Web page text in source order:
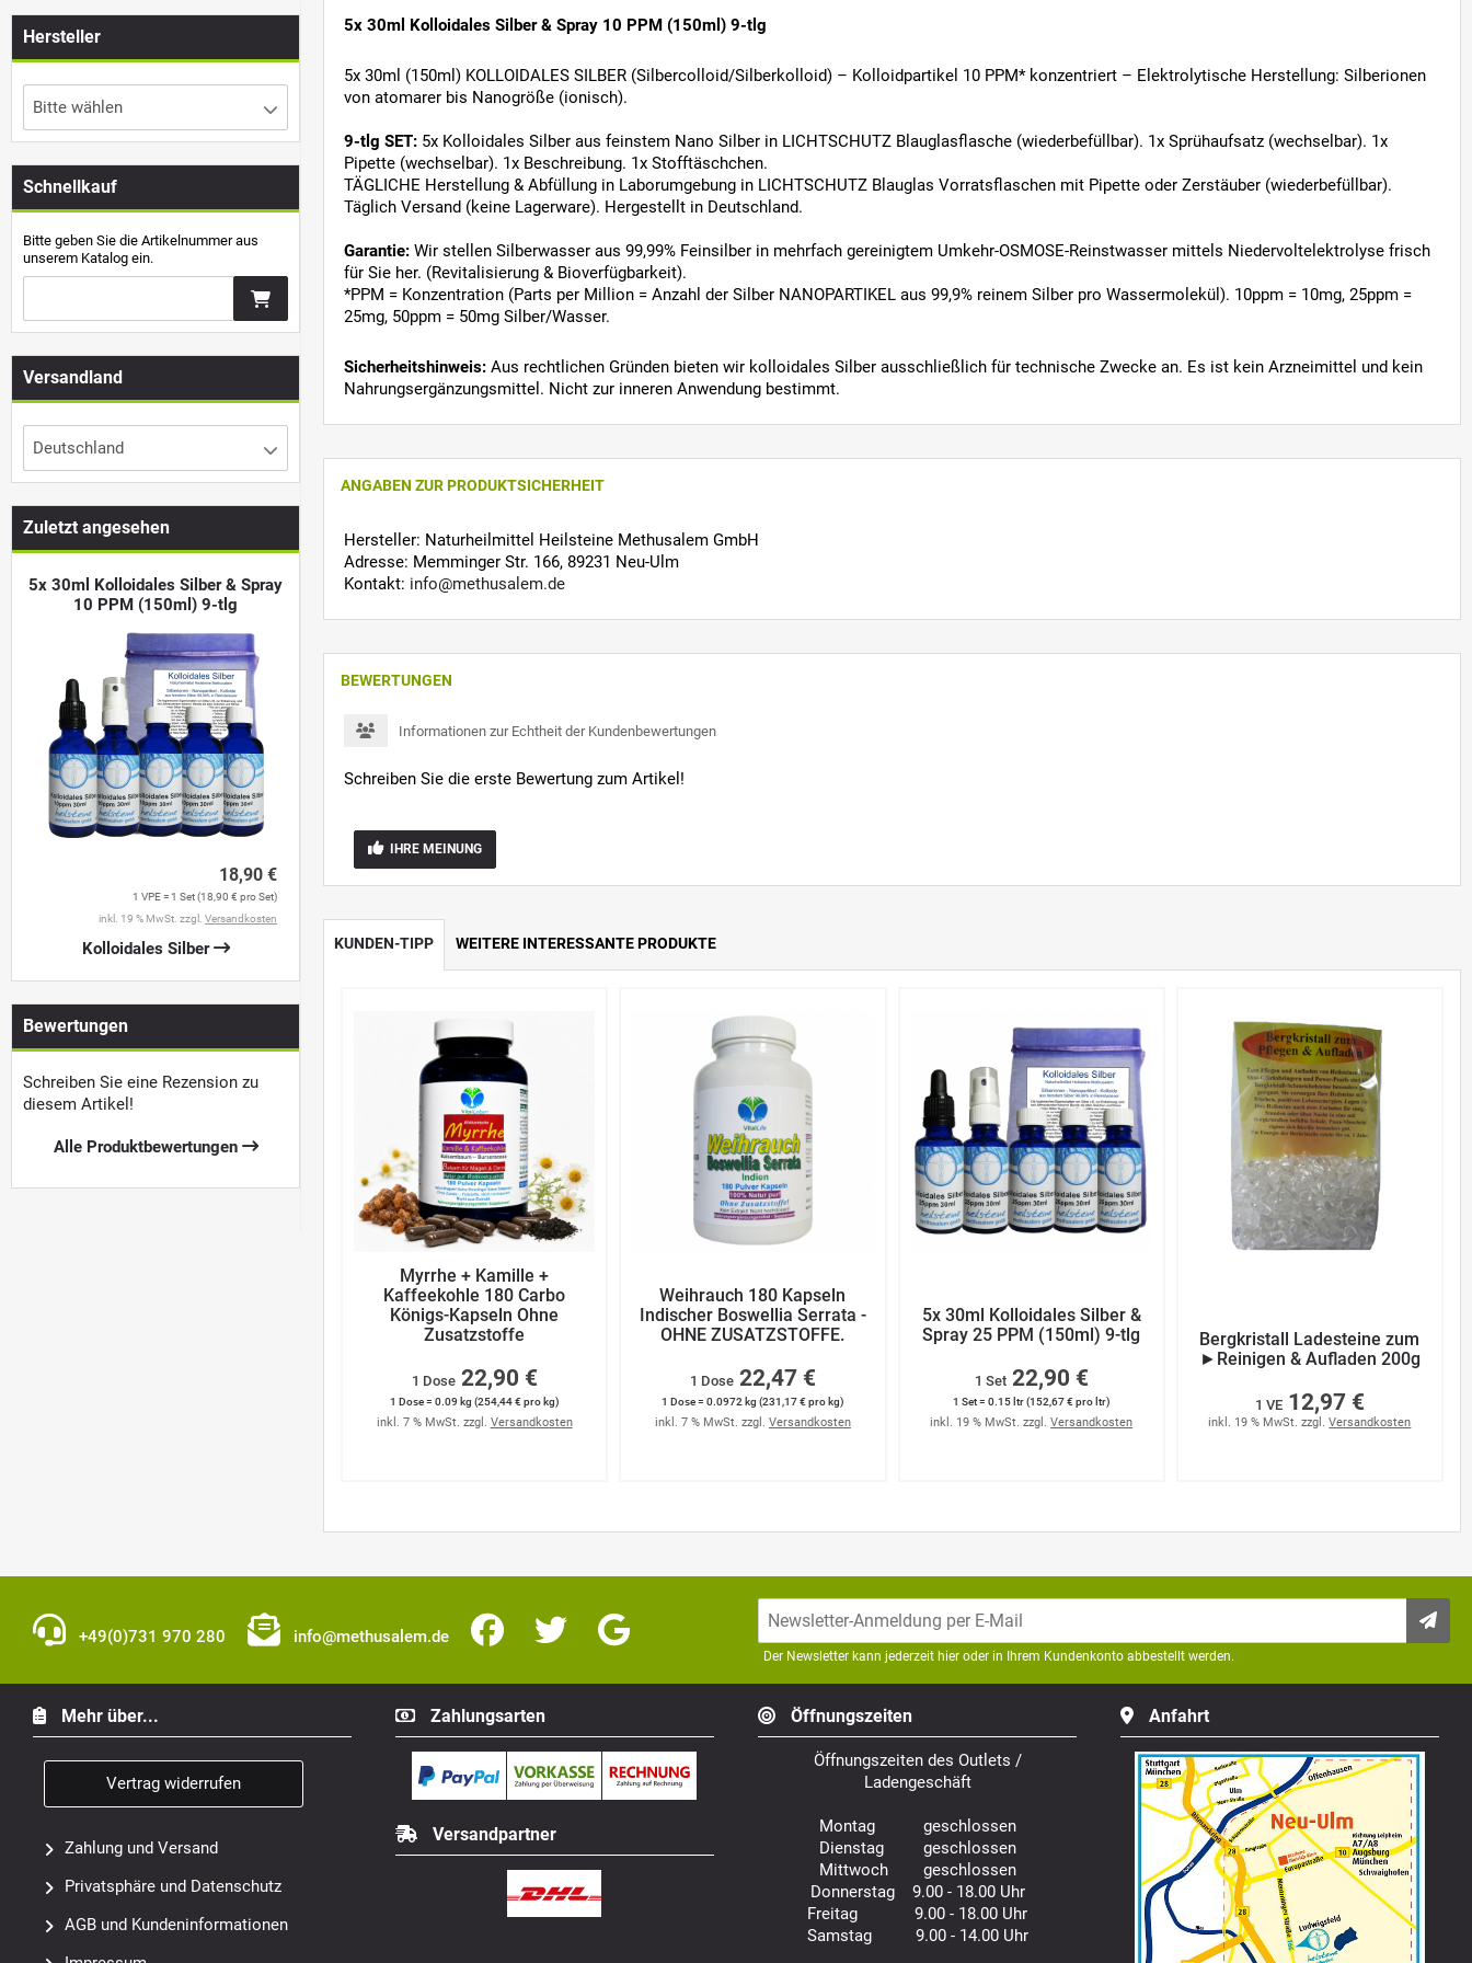
5x 30ml Kolloidales Silber & Spray 10 PPM (150ml) 9-tlg
5x 30ml (150ml) KOLLOIDALES SILBER (Silbercolloid/Silberkolloid) – Kolloidpartikel 10 PPM* konzentriert – Elektrolytische Herstellung: Silberionen
von atomarer bis Nanogröße (ionisch).
9-tlg SET: 5x Kolloidales Silber aus feinstem Nano Silber in LICHTSCHUTZ Blauglasflasche (wiederbefüllbar). 1x Sprühaufsatz (wechselbar). 1x
Pipette (wechselbar). 1x Beschreibung. 1x Stofftäschchen.
TÄGLICHE Herstellung & Abfüllung in Laborumgebung in LICHTSCHUTZ Blauglas Vorratsflaschen mit Pipette oder Zerstäuber (wiederbefüllbar).
Täglich Versand (keine Lagerware). Hergestellt in Deutschland.
Garantie: Wir stellen Silberwasser aus 99,99% Feinsilber in mehrfach gereinigtem Umkehr-OSMOSE-Reinstwasser mittels Niedervoltelektrolyse frisch
für Sie her. (Revitalisierung & Bioverfügbarkeit).
*PPM = Konzentration (Parts per Million = Anzahl der Silber NANOPARTIKEL aus 99,9% reinem Silber pro Wassermolekül). 10ppm = 10mg, 25ppm =
25mg, 50ppm = 50mg Silber/Wasser.
Sicherheitshinweis: Aus rechtlichen Gründen bieten wir kolloidales Silber ausschließlich für technische Zwecke an. Es ist kein Arzneimittel und kein
Nahrungsergänzungsmittel. Nicht zur inneren Anwendung bestimmt.
ANGABEN ZUR PRODUKTSICHERHEIT
Hersteller: Naturheilmittel Heilsteine Methusalem GmbH
Adresse: Memminger Str. 166, 89231 Neu-Ulm
Kontakt: info@methusalem.de
BEWERTUNGEN
Informationen zur Echtheit der Kundenbewertungen
Schreiben Sie die erste Bewertung zum Artikel!
IHRE MEINUNG
KUNDEN-TIPP WEITERE INTERESSANTE PRODUKTE
Myrrhe + Kamille +
Kaffeekohle 180 Carbo
Königs-Kapseln Ohne
Zusatzstoffe
1 Dose 22,90 €
1 Dose = 0.09 kg (254,44 € pro kg)
inkl. 7 % MwSt. zzgl. Versandkosten
Weihrauch 180 Kapseln
Indischer Boswellia Serrata -
OHNE ZUSATZSTOFFE.
1 Dose 22,47 €
1 Dose = 0.0972 kg (231,17 € pro kg)
inkl. 7 % MwSt. zzgl. Versandkosten
5x 30ml Kolloidales Silber &
Spray 25 PPM (150ml) 9-tlg
1 Set 22,90 €
1 Set = 0.15 ltr (152,67 € pro ltr)
inkl. 19 % MwSt. zzgl.Versandkosten
Bergkristall Ladesteine zum
►Reinigen & Aufladen 200g
1 VE 12,97 €
inkl. 19 % MwSt. zzgl.Versandkosten
Hersteller
Bitte wählen
Schnellkauf
Bitte geben Sie die Artikelnummer aus
unserem Katalog ein.
Versandland
Deutschland
Zuletzt angesehen
5x 30ml Kolloidales Silber & Spray
10 PPM (150ml) 9-tlg
18,90 €
1 VPE = 1 Set (18,90 € pro Set)
inkl. 19 % MwSt. zzgl. Versandkosten
Kolloidales Silber
Bewertungen
Schreiben Sie eine Rezension zu
diesem Artikel!
Alle Produktbewertungen
+49(0)731 970 280 info@methusalem.de
Der Newsletter kann jederzeit hier oder in Ihrem Kundenkonto abbestellt werden.
Mehr über...
Vertrag widerrufen
Zahlung und Versand
Privatsphäre und Datenschutz
AGB und Kundeninformationen
Zahlungsarten
Versandpartner
Öffnungszeiten
Öffnungszeiten des Outlets /
Ladengeschäft
Montag geschlossen
Dienstag geschlossen
Mittwoch geschlossen
Donnerstag 9.00 - 18.00 Uhr
Freitag 9.00 - 18.00 Uhr
Samstag 9.00 - 14.00 Uhr
Anfahrt